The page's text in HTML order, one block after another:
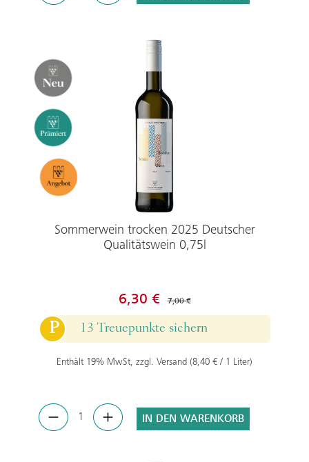
Sommerwein trocken 2025 Deutscher
Qualitätswein 0,75l
6,30 € 7,00 €
P 13 Treuepunkte sichern
Enthält 19% MwSt, zzgl. Versand (8,40 € / 1 Liter)
IN DEN WARENKORB